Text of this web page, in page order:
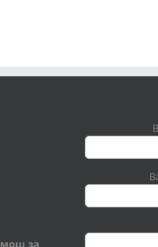
за